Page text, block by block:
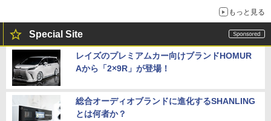
もっと見る
Special Site
レイズのプレミアムカー向けブランドHOMUR
Aから「2×9R」が登場！
総合オーディオブランドに進化するSHANLING
とは何者か？